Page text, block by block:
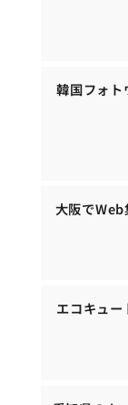
韓国フォト
大阪でWeb
エコキュ